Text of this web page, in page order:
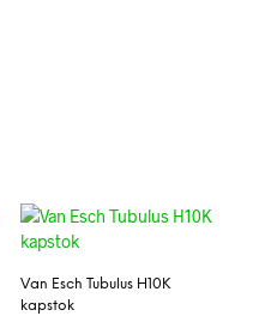
Van Esch Tubulus H10K
kapstok